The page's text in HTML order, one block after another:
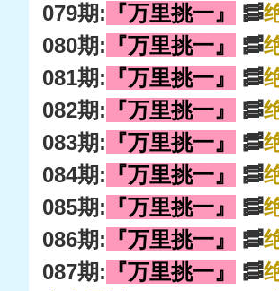
079期: 『万里挑一』 🥓
080期: 『万里挑一』 🥓
081期: 『万里挑一』 🥓
082期: 『万里挑一』 🥓
083期: 『万里挑一』 🥓
084期: 『万里挑一』 🥓
085期: 『万里挑一』 🥓
086期: 『万里挑一』 🥓
087期: 『万里挑一』 🥓